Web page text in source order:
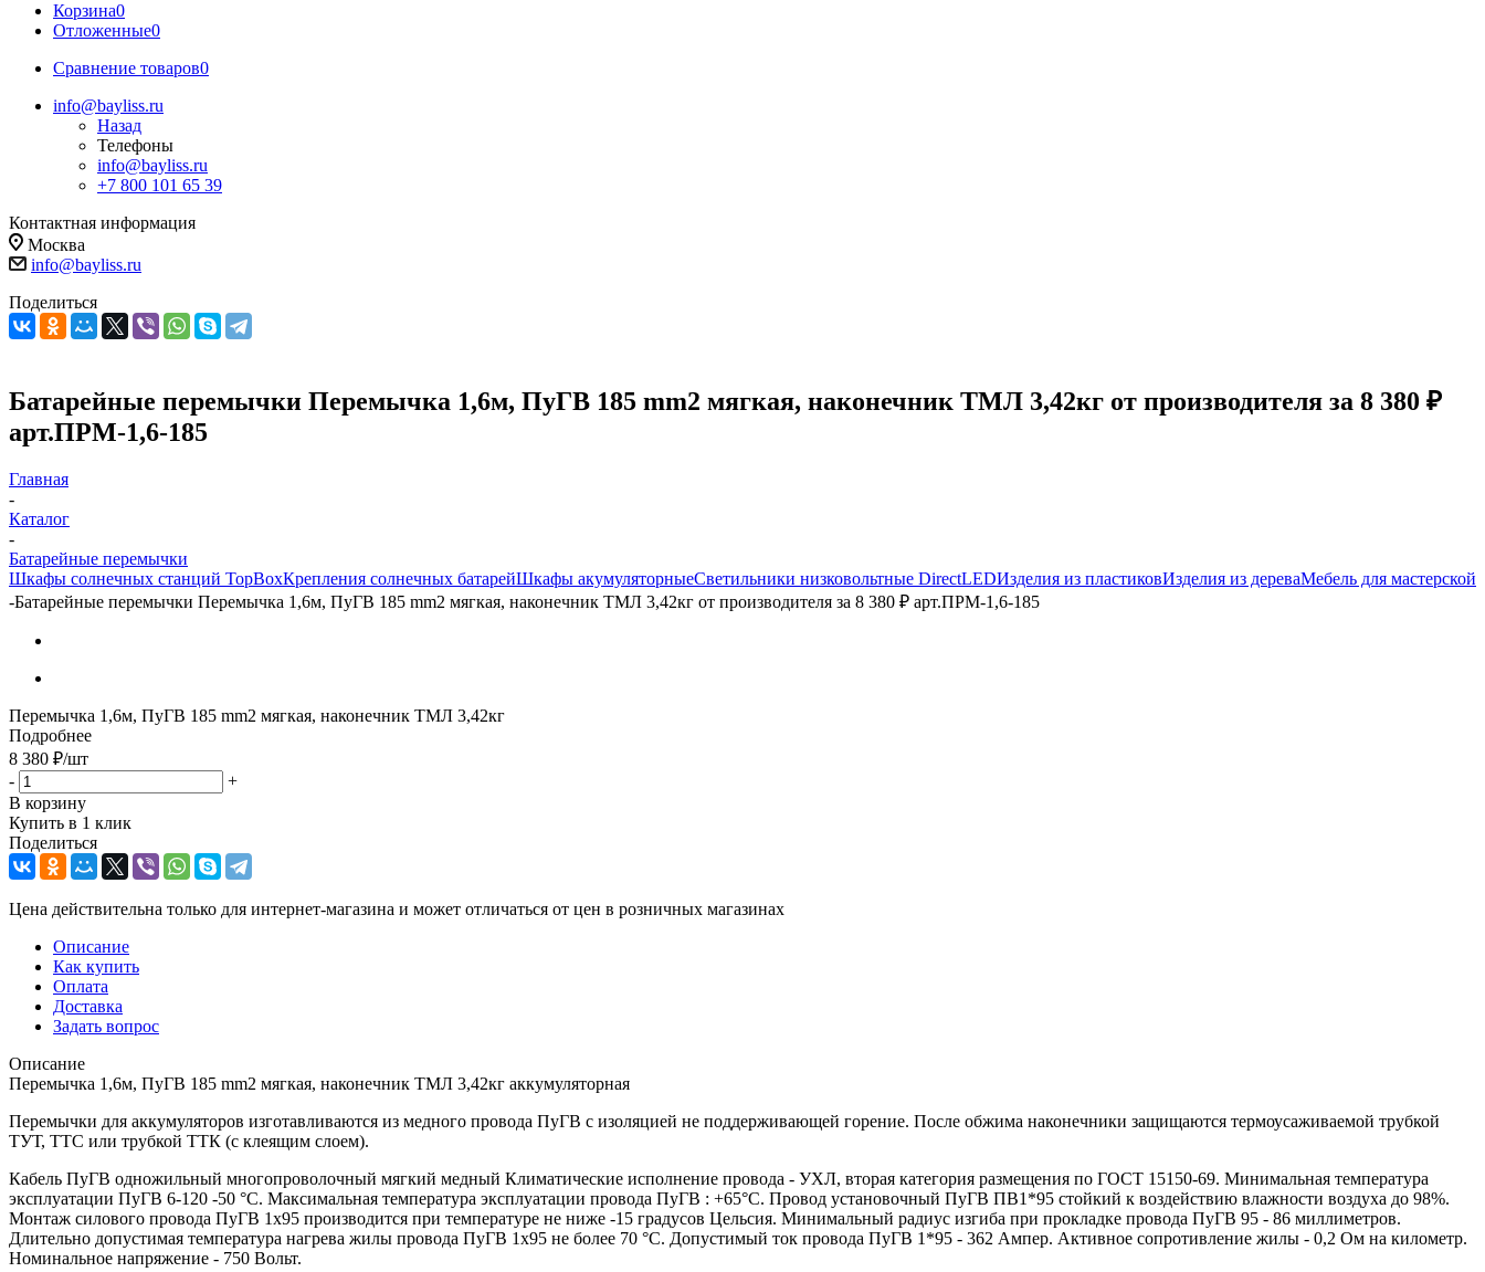
Корзина0
Отложенные0
Сравнение товаров0
info@bayliss.ru
Назад
Телефоны
info@bayliss.ru
+7 800 101 65 39
Контактная информация
Москва
info@bayliss.ru
Поделиться
Батарейные перемычки Перемычка 1,6м, ПуГВ 185 mm2 мягкая, наконечник ТМЛ 3,42кг от производителя за 8 380 ₽
арт.ПРМ-1,6-185
Главная
-
Каталог
-
Батарейные перемычки
Шкафы солнечных станций TopBoxКрепления солнечных батарейШкафы акумуляторныеСветильники низковольтные DirectLEDИзделия из пластиковИзделия из дереваМебель для мастерской
-Батарейные перемычки Перемычка 1,6м, ПуГВ 185 mm2 мягкая, наконечник ТМЛ 3,42кг от производителя за 8 380 ₽ арт.ПРМ-1,6-185
Перемычка 1,6м, ПуГВ 185 mm2 мягкая, наконечник ТМЛ 3,42кг
Подробнее
8 380 ₽/шт
-
+
В корзину
Купить в 1 клик
Поделиться
Цена действительна только для интернет-магазина и может отличаться от цен в розничных магазинах
Описание
Как купить
Оплата
Доставка
Задать вопрос
Описание
Перемычка 1,6м, ПуГВ 185 mm2 мягкая, наконечник ТМЛ 3,42кг аккумуляторная
Перемычки для аккумуляторов изготавливаются из медного провода ПуГВ с изоляцией не поддерживающей горение. После обжима наконечники защищаются термоусаживаемой трубкой
ТУТ, ТТС или трубкой ТТК (с клеящим слоем).
Кабель ПуГВ одножильный многопроволочный мягкий медный Климатические исполнение провода - УХЛ, вторая категория размещения по ГОСТ 15150-69. Минимальная температура
эксплуатации ПуГВ 6-120 -50 °С. Максимальная температура эксплуатации провода ПуГВ : +65°С. Провод установочный ПуГВ ПВ1*95 стойкий к воздействию влажности воздуха до 98%.
Монтаж силового провода ПуГВ 1х95 производится при температуре не ниже -15 градусов Цельсия. Минимальный радиус изгиба при прокладке провода ПуГВ 95 - 86 миллиметров.
Длительно допустимая температура нагрева жилы провода ПуГВ 1х95 не более 70 °С. Допустимый ток провода ПуГВ 1*95 - 362 Ампер. Активное сопротивление жилы - 0,2 Ом на километр.
Номинальное напряжение - 750 Вольт.